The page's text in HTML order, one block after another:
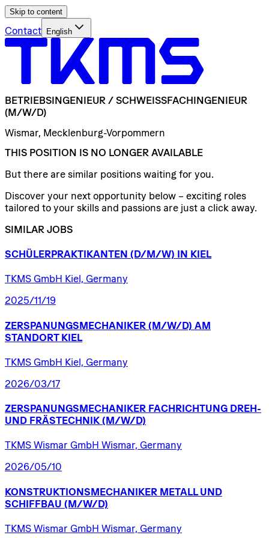
Skip to content
Contact English
BETRIEBSINGENIEUR /​ SCHWEISSFACHINGENIEUR
(M/W/D)
Wismar, Mecklenburg-Vorpommern
THIS POSITION IS NO LONGER AVAILABLE
But there are similar positions waiting for you.
Discover your next opportunity below – exciting roles
tailored to your skills and passions are just a click away.
SIMILAR JOBS
SCHÜLERPRAKTIKANTEN (D/​M/​W) IN KIEL
TKMS GmbH Kiel, Germany
2025/11/19
ZERSPANUNGSMECHANIKER (M/W/D) AM
STANDORT KIEL
TKMS GmbH Kiel, Germany
2026/03/17
ZERSPANUNGSMECHANIKER FACHRICHTUNG DREH-
UND FRÄSTECHNIK (M/W/D)
TKMS Wismar GmbH Wismar, Germany
2026/05/10
KONSTRUKTIONSMECHANIKER METALL UND
SCHIFFBAU (M/W/D)
TKMS Wismar GmbH Wismar, Germany